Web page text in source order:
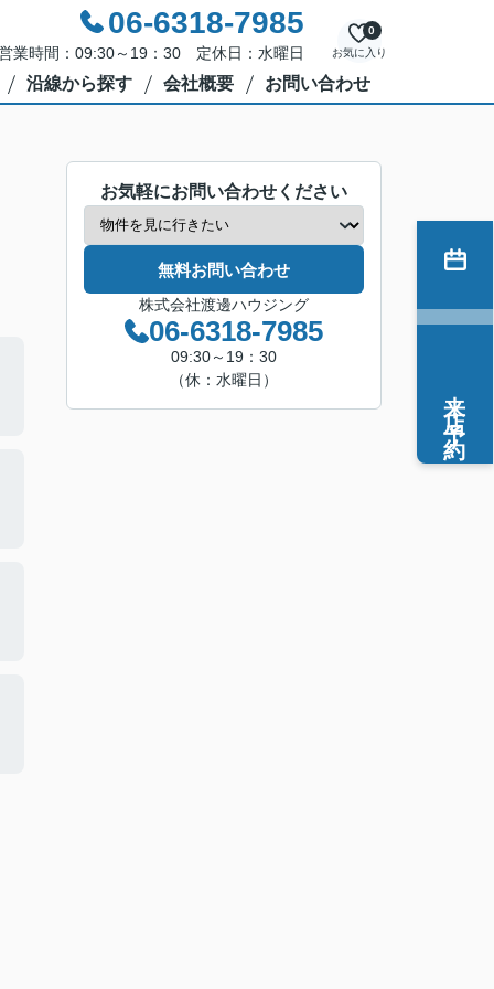
06-6318-7985
業時間：09:30～19：30 定休日：水曜日 お気に入り
0
沿線から探す 会社概要 お問い合わせ
お気軽にお問い合わせください
無料お問い合わせ
株式会社渡邊ハウジング
06-6318-7985
09:30～19：30
（休：水曜日）
来店予約